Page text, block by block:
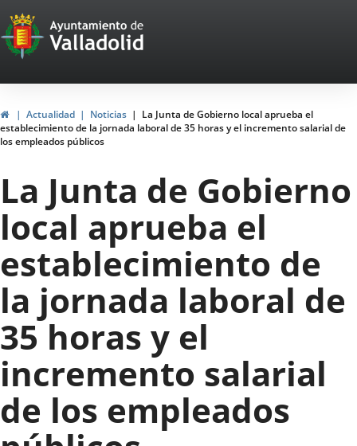
Portal
Web
del
Ayuntamiento
de
Valladolid
InicioActualidad Noticias
La Junta de Gobierno local aprueba el
establecimiento de la jornada laboral de 35 horas y el incremento salarial de
los empleados públicos
La Junta de Gobierno
local aprueba el
establecimiento de
la jornada laboral de
35 horas y el
incremento salarial
de los empleados